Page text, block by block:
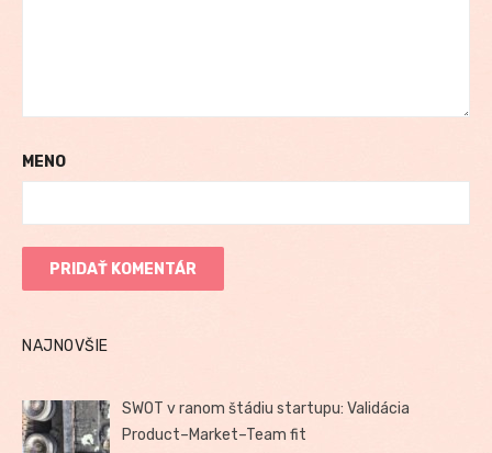
MENO
NAJNOVŠIE
SWOT v ranom štádiu startupu: Validácia
Product–Market–Team fit